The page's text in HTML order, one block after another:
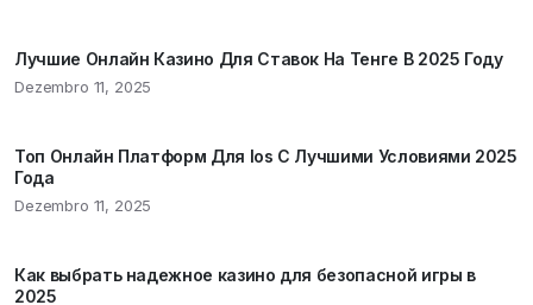
Лучшие Онлайн Казино Для Ставок На Тенге В 2025 Году
Dezembro 11, 2025
Топ Онлайн Платформ Для Ios С Лучшими Условиями 2025
Года
Dezembro 11, 2025
Как выбрать надежное казино для безопасной игры в
2025